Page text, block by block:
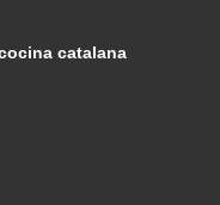
catalana